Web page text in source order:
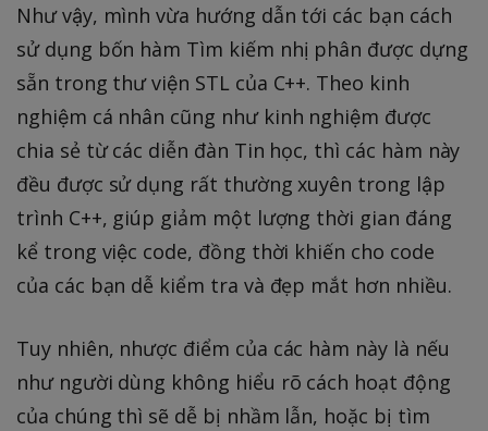
e
s
\l
g
_
2
(
n
))
,
Như vậy, mình vừa hướng dẫn tới các bạn cách
sử dụng bốn hàm Tìm kiếm nhị phân được dựng
sẵn trong thư viện STL của C++. Theo kinh
nghiệm cá nhân cũng như kinh nghiệm được
chia sẻ từ các diễn đàn Tin học, thì các hàm này
đều được sử dụng rất thường xuyên trong lập
trình C++, giúp giảm một lượng thời gian đáng
kể trong việc code, đồng thời khiến cho code
của các bạn dễ kiểm tra và đẹp mắt hơn nhiều.
Tuy nhiên, nhược điểm của các hàm này là nếu
như người dùng không hiểu rõ cách hoạt động
của chúng thì sẽ dễ bị nhầm lẫn, hoặc bị tìm